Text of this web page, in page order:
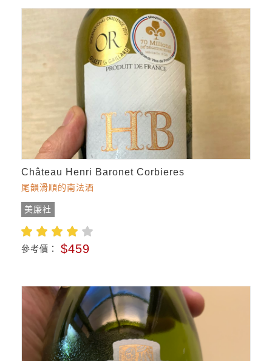
Château Henri Baronet Corbieres
尾韻滑順的南法酒
美廉社
參考價： $459